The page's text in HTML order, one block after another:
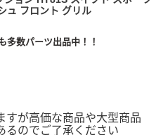
ュ フロント グリル
多数パーツ出品中！！
すが高価な商品や大型商品
るのでご了承ください